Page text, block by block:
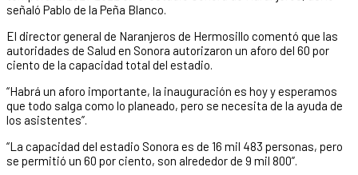
señaló Pablo de la Peña Blanco.
El director general de Naranjeros de Hermosillo comentó que las
autoridades de Salud en Sonora autorizaron un aforo del 60 por
ciento de la capacidad total del estadio.
“Habrá un aforo importante, la inauguración es hoy y esperamos
que todo salga como lo planeado, pero se necesita de la ayuda de
los asistentes”.
“La capacidad del estadio Sonora es de 16 mil 483 personas, pero
se permitió un 60 por ciento, son alrededor de 9 mil 800”.